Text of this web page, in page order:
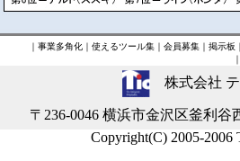
｜ 事業多角化｜ 使えるツール集｜ 会員募集｜ 掲示板
株式会社
〒236-0046 横浜市金沢区釜利谷
Copyright(C) 2005-2006